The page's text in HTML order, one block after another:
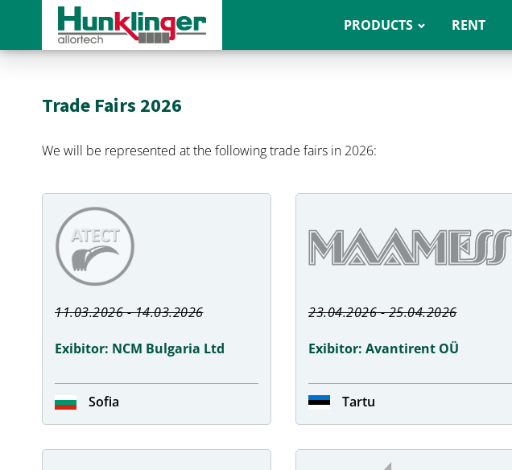
PRODUCTS RENT
Trade Fairs 2026
We will be represented at the following trade fairs in 2026:
11.03.2026 - 14.03.2026
Exibitor: NCM Bulgaria Ltd
Sofia
23.04.2026 - 25.04.2026
Exibitor: Avantirent OÜ
Tartu